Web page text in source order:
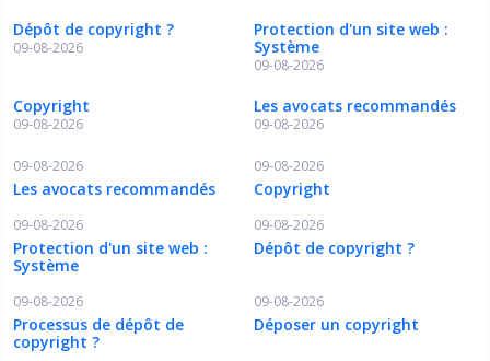
Dépôt de copyright ?
09-08-2026
Protection d'un site web :
Système
09-08-2026
Copyright
09-08-2026
Les avocats recommandés
09-08-2026
09-08-2026
Les avocats recommandés
09-08-2026
Copyright
09-08-2026
Protection d'un site web :
Système
09-08-2026
Dépôt de copyright ?
09-08-2026
Processus de dépôt de
copyright ?
09-08-2026
Déposer un copyright